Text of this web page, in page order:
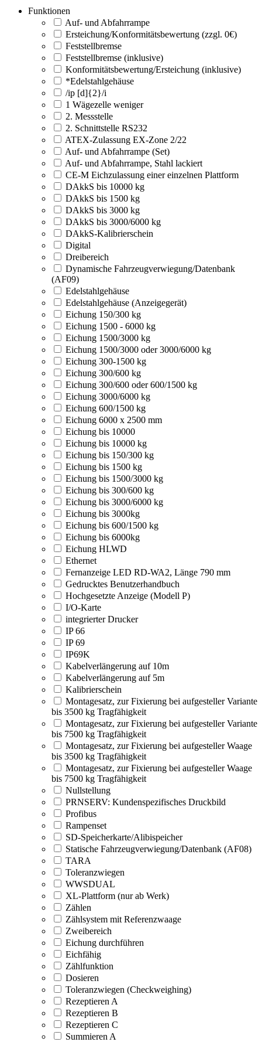
Funktionen
Auf- und Abfahrrampe
Ersteichung/Konformitätsbewertung (zzgl. 0€)
Feststellbremse
Feststellbremse (inklusive)
Konformitätsbewertung/Ersteichung (inklusive)
*Edelstahlgehäuse
/ip [d]{2}/i
1 Wägezelle weniger
2. Messstelle
2. Schnittstelle RS232
ATEX-Zulassung EX-Zone 2/22
Auf- und Abfahrrampe (Set)
Auf- und Abfahrrampe, Stahl lackiert
CE-M Eichzulassung einer einzelnen Plattform
DAkkS bis 10000 kg
DAkkS bis 1500 kg
DAkkS bis 3000 kg
DAkkS bis 3000/6000 kg
DAkkS-Kalibrierschein
Digital
Dreibereich
Dynamische Fahrzeugverwiegung/Datenbank
(AF09)
Edelstahlgehäuse
Edelstahlgehäuse (Anzeigegerät)
Eichung 150/300 kg
Eichung 1500 - 6000 kg
Eichung 1500/3000 kg
Eichung 1500/3000 oder 3000/6000 kg
Eichung 300-1500 kg
Eichung 300/600 kg
Eichung 300/600 oder 600/1500 kg
Eichung 3000/6000 kg
Eichung 600/1500 kg
Eichung 6000 x 2500 mm
Eichung bis 10000
Eichung bis 10000 kg
Eichung bis 150/300 kg
Eichung bis 1500 kg
Eichung bis 1500/3000 kg
Eichung bis 300/600 kg
Eichung bis 3000/6000 kg
Eichung bis 3000kg
Eichung bis 600/1500 kg
Eichung bis 6000kg
Eichung HLWD
Ethernet
Fernanzeige LED RD-WA2, Länge 790 mm
Gedrucktes Benutzerhandbuch
Hochgesetzte Anzeige (Modell P)
I/O-Karte
integrierter Drucker
IP 66
IP 69
IP69K
Kabelverlängerung auf 10m
Kabelverlängerung auf 5m
Kalibrierschein
Montagesatz, zur Fixierung bei aufgesteller Variante
bis 3500 kg Tragfähigkeit
Montagesatz, zur Fixierung bei aufgesteller Variante
bis 7500 kg Tragfähigkeit
Montagesatz, zur Fixierung bei aufgesteller Waage
bis 3500 kg Tragfähigkeit
Montagesatz, zur Fixierung bei aufgesteller Waage
bis 7500 kg Tragfähigkeit
Nullstellung
PRNSERV: Kundenspezifisches Druckbild
Profibus
Rampenset
SD-Speicherkarte/Alibispeicher
Statische Fahrzeugverwiegung/Datenbank (AF08)
TARA
Toleranzwiegen
WWSDUAL
XL-Plattform (nur ab Werk)
Zählen
Zählsystem mit Referenzwaage
Zweibereich
Eichung durchführen
Eichfähig
Zählfunktion
Dosieren
Toleranzwiegen (Checkweighing)
Rezeptieren A
Rezeptieren B
Rezeptieren C
Summieren A